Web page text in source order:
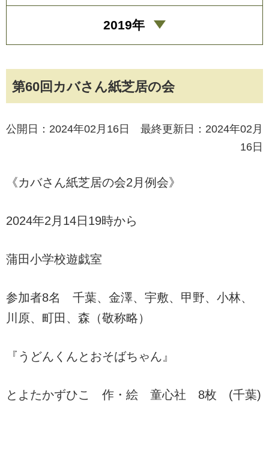
第60回カバさん紙芝居の会
公開日：2024年02月16日 最終更新日：2024年02月
16日
《カバさん紙芝居の会2月例会》
2024年2月14日19時から
蒲田小学校遊戯室
参加者8名 千葉、金澤、宇敷、甲野、小林、
川原、町田、森（敬称略）
『うどんくんとおそばちゃん』
とよたかずひこ 作・絵 童心社 8枚 (千葉)
2019年